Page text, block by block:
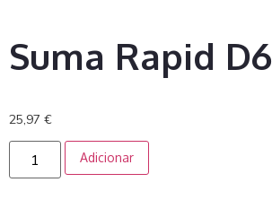
Suma Rapid D6
25,97 €
Adicionar